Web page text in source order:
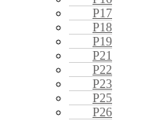
P17
P18
P19
P21
P22
P23
P25
P26